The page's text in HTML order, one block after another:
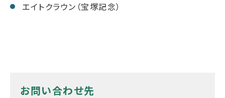
エイトクラウン（宝塚記念）
お問い合わせ先